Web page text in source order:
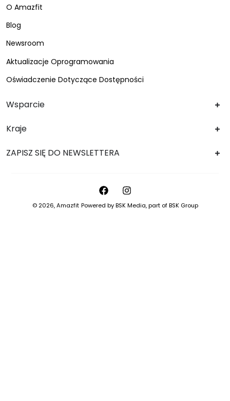
O Amazfit
Blog
Newsroom
Aktualizacje Oprogramowania
Oświadczenie Dotyczące Dostępności
Wsparcie
Kraje
ZAPISZ SIĘ DO NEWSLETTERA
© 2026,Amazfit Powered byBSK Media, part ofBSK Group